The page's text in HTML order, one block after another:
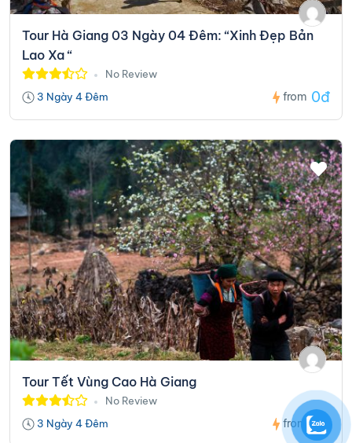
Tour Hà Giang 03 Ngày 04 Đêm: “Xinh Đẹp Bản
Lao Xa “
No Review
3 Ngày 4 Đêm
from 0đ
Tour Tết Vùng Cao Hà Giang
No Review
3 Ngày 4 Đêm
from 0đ